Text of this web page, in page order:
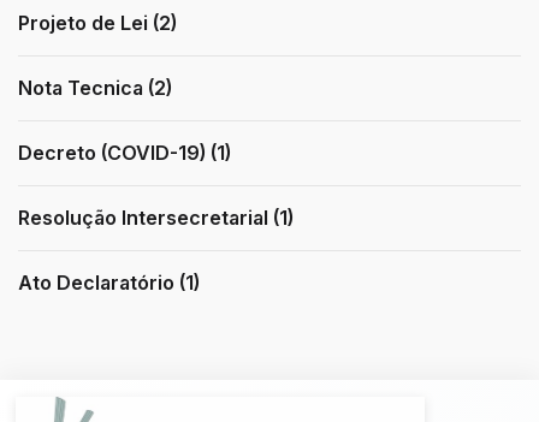
Projeto de Lei (2)
Nota Tecnica (2)
Decreto (COVID-19) (1)
Resolução Intersecretarial (1)
Ato Declaratório (1)